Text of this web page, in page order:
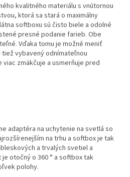
kvalitného materiálu s vnútornou
ktorá sa stará o maximálny
softboxu sú čisto biele a odolné
presné podanie farieb. Obe
Vďaka tomu je možné meniť
vybavený odnímateľnou
zmäkčuje a usmerňuje pred
adaptéra na uchytenie na svetlá so
na trhu a softbox je tak
a trvalých svetiel a
otočný o 360 ° a softbox tak
polohy.